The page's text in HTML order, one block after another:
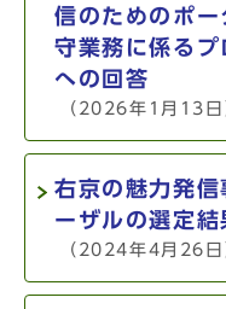
信のためのポ
守業務に係るプ
への回答
（2026年1月13日
右京の魅力発
ーザルの選定結
（2024年4月26日